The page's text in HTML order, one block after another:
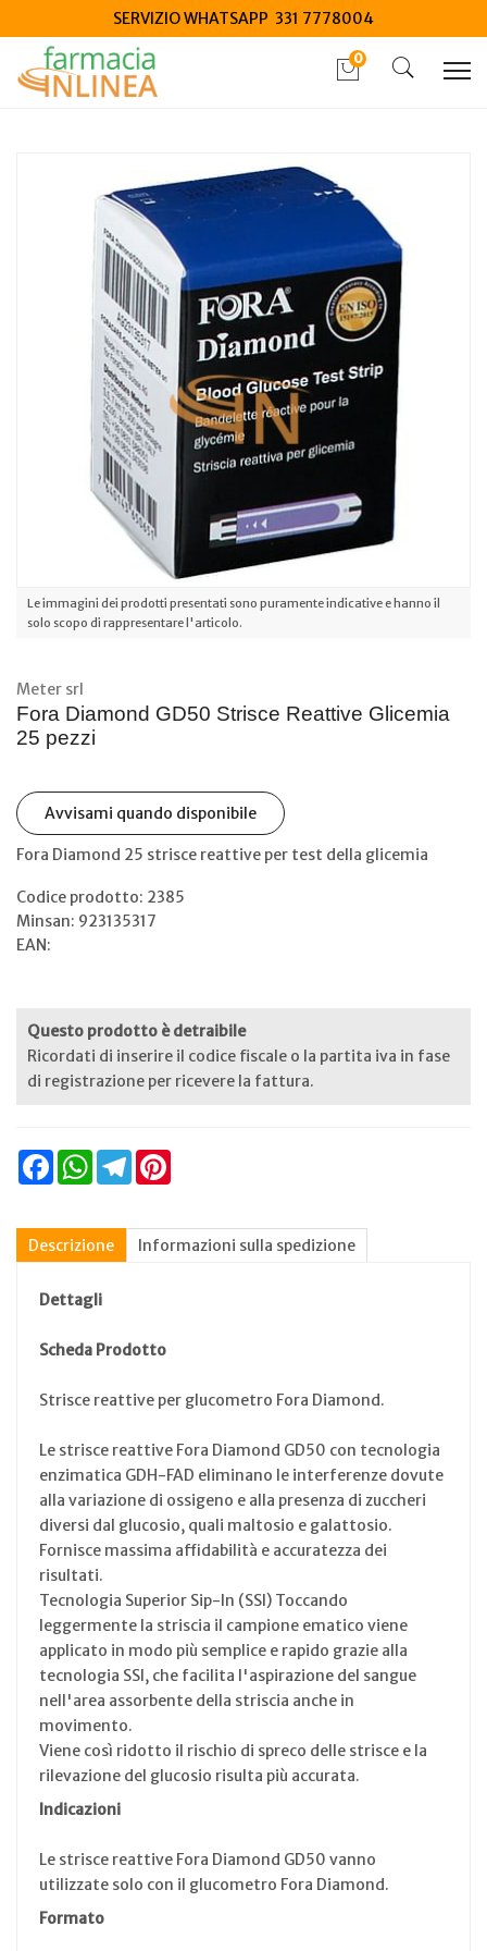
SERVIZIO WHATSAPP 331 7778004
0
Le immagini dei prodotti presentati sono puramente indicative e hanno il
solo scopo di rappresentare l'articolo.
Meter srl
Fora Diamond GD50 Strisce Reattive Glicemia
25 pezzi
Avvisami quando disponibile
Fora Diamond 25 strisce reattive per test della glicemia
Codice prodotto: 2385
Minsan: 923135317
EAN:
Questo prodotto è detraibile
Ricordati di inserire il codice fiscale o la partita iva in fase
di registrazione per ricevere la fattura.
FacebookWhatsAppTelegram
Descrizione Informazioni sulla spedizione
Dettagli
Scheda Prodotto
Strisce reattive per glucometro Fora Diamond.
Le strisce reattive Fora Diamond GD50 con tecnologia
enzimatica GDH-FAD eliminano le interferenze dovute
alla variazione di ossigeno e alla presenza di zuccheri
diversi dal glucosio, quali maltosio e galattosio.
Fornisce massima affidabilità e accuratezza dei
risultati.
Tecnologia Superior Sip-In (SSI) Toccando
leggermente la striscia il campione ematico viene
applicato in modo più semplice e rapido grazie alla
tecnologia SSI, che facilita l'aspirazione del sangue
nell'area assorbente della striscia anche in
movimento.
Viene così ridotto il rischio di spreco delle strisce e la
rilevazione del glucosio risulta più accurata.
Indicazioni
Le strisce reattive Fora Diamond GD50 vanno
utilizzate solo con il glucometro Fora Diamond.
Formato